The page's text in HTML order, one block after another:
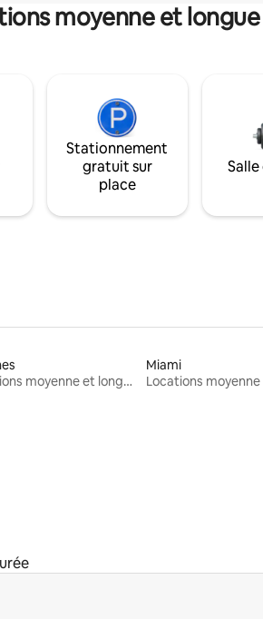
moyenne et
Stationnement
gratuit sur
place
Locations moyenne et longue durée
Miami